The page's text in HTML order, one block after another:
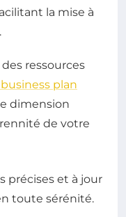
la mise à
ressources
plan
dimension
de votre